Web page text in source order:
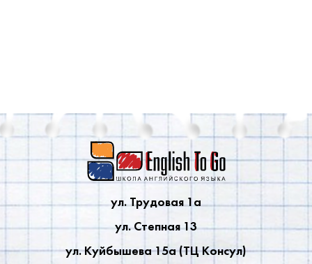
ул. Трудовая 1a
ул. Степная 13
ул. Куйбышева 15a (ТЦ Консул)